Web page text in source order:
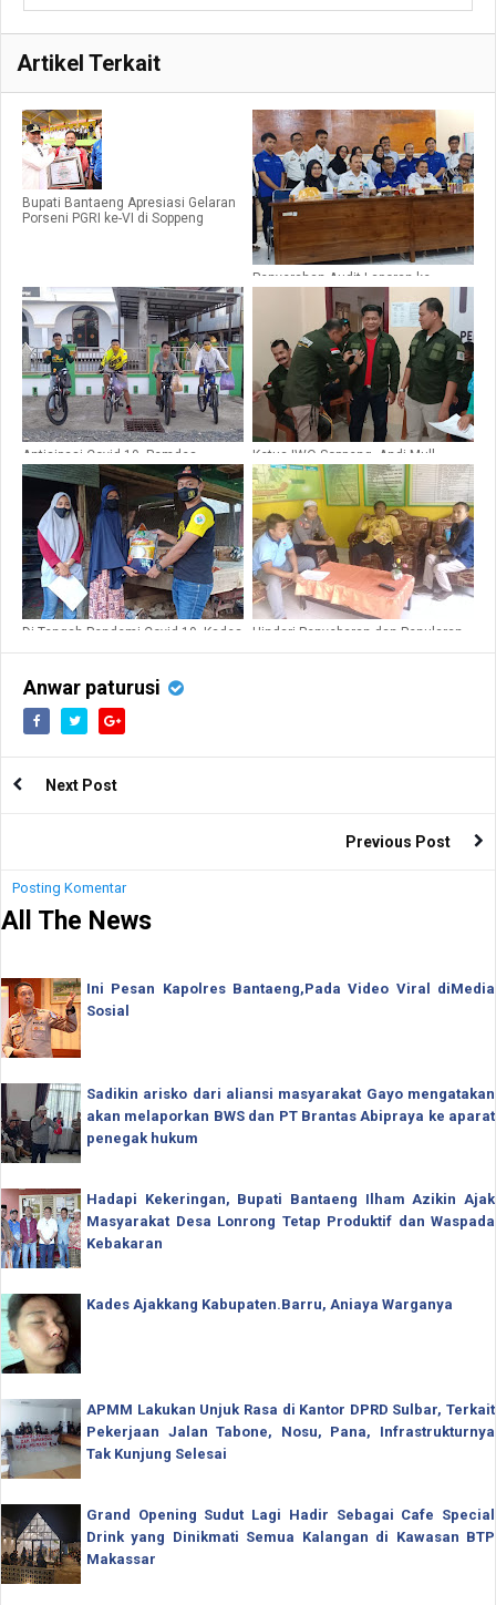
Artikel Terkait
Bupati Bantaeng Apresiasi Gelaran
Porseni PGRI ke-VI di Soppeng
Penyerahan Audit Laporan ke
Uangan, Puskesmas Se-Kab
Soppeng raih WTP
Antisipasi Covid-19, Pemdes
Enrekeng Bersama Satgas Covid-19
Dan Karang Taruna Bagikan Masker
Pada Warga
Ketua IWO Soppeng, Andi Mull
Makmun, Resmi Melantik 2
Pengurus Baru, Ini Nama- Nama
Di Tengah Pendemi Covid 19, Kades
Hindari Penyebaran dan Penularan
Anwar paturusi
Next Post
Previous Post
Posting Komentar
All The News
Ini Pesan Kapolres Bantaeng,Pada Video Viral diMedia
Sosial
Sadikin arisko dari aliansi masyarakat Gayo mengatakan
akan melaporkan BWS dan PT Brantas Abipraya ke aparat
penegak hukum
Hadapi Kekeringan, Bupati Bantaeng Ilham Azikin Ajak
Masyarakat Desa Lonrong Tetap Produktif dan Waspada
Kebakaran
Kades Ajakkang Kabupaten.Barru, Aniaya Warganya
APMM Lakukan Unjuk Rasa di Kantor DPRD Sulbar, Terkait
Pekerjaan Jalan Tabone, Nosu, Pana, Infrastrukturnya
Tak Kunjung Selesai
Grand Opening Sudut Lagi Hadir Sebagai Cafe Special
Drink yang Dinikmati Semua Kalangan di Kawasan BTP
Makassar